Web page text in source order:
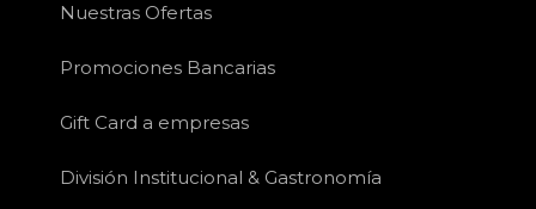
Nuestras Ofertas
Promociones Bancarias
Gift Card a empresas
División Institucional & Gastronomía